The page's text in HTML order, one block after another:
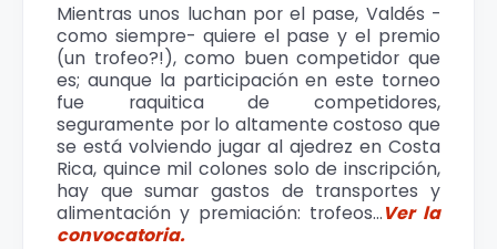
Mientras unos luchan por el pase, Valdés -
como siempre- quiere el pase y el premio
(un trofeo?!), como buen competidor que
es; aunque la participación en este torneo
fue raquitica de competidores,
seguramente por lo altamente costoso que
se está volviendo jugar al ajedrez en Costa
Rica, quince mil colones solo de inscripción,
hay que sumar gastos de transportes y
alimentación y premiación: trofeos...Ver la
convocatoria.